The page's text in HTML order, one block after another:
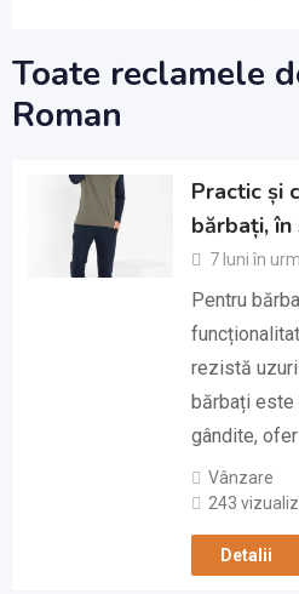
Toate reclamele
Roman
Practic și
bărbați,
7 luni în
Pentru
rezistă
bărbați este
gândite,
Vânzare
243
Detalii